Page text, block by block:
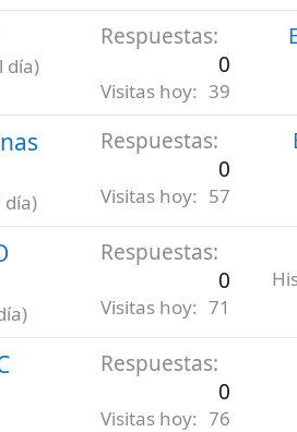
día)
Respuestas
0
Visitas hoy 39
día)
Respuestas
0
Visitas hoy 57
Respuestas
0
Visitas hoy 71
Respuestas
0
Visitas hoy 76